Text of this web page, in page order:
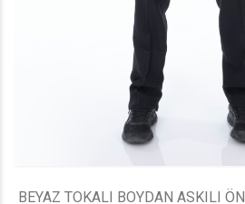
BEYAZ TOKALI BOYDAN ASKILI